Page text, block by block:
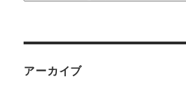
ー
アーカイブ